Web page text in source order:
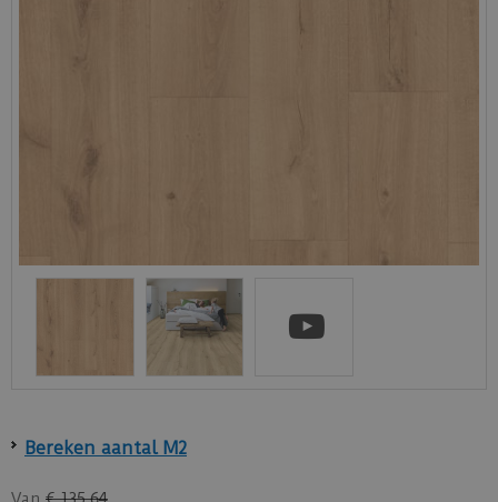
Bereken aantal M2